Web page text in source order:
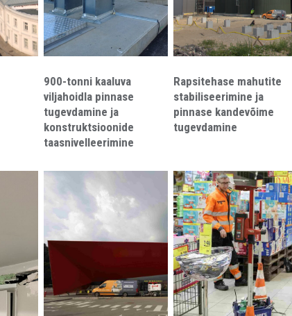
900-tonni kaaluva
viljahoidla pinnase
tugevdamine ja
konstruktsioonide
taasnivelleerimine
Rapsitehase mahutite
stabiliseerimine ja
pinnase kandevõime
tugevdamine